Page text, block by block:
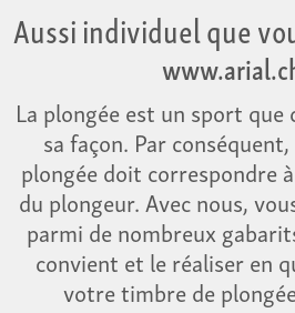
Aussi individuel que
La plongée est un sport que
sa façon. Par
plongée doit correspondre
du plongeur. Avec nous,
parmi de nombreux
convient et le réaliser en
votre timbre de